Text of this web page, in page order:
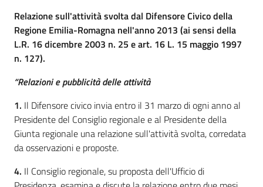
Relazione sull'attività svolta dal Difensore Civico della
Regione Emilia-Romagna nell'anno 2013 (ai sensi della
L.R. 16 dicembre 2003 n. 25 e art. 16 L. 15 maggio 1997
n. 127).
“Relazioni e pubblicità delle attività
1. Il Difensore civico invia entro il 31 marzo di ogni anno al
Presidente del Consiglio regionale e al Presidente della
Giunta regionale una relazione sull'attività svolta, corredata
da osservazioni e proposte.
4. Il Consiglio regionale, su proposta dell'Ufficio di